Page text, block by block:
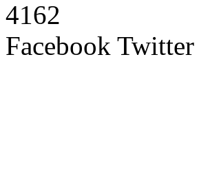
4162
Facebook Twitter